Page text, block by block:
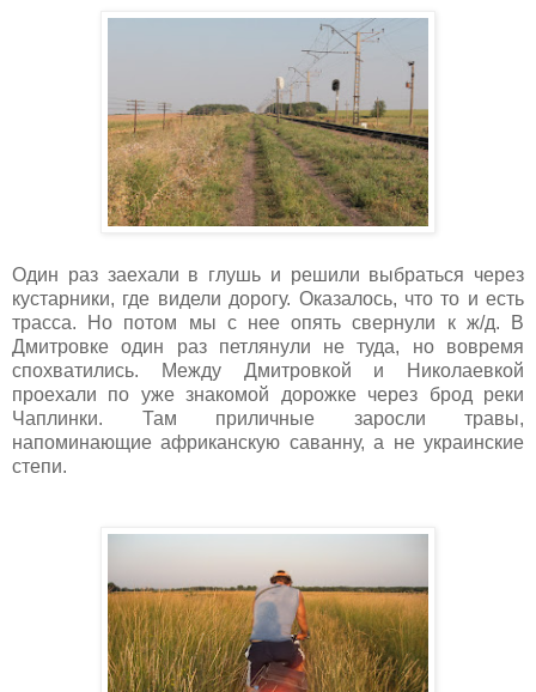
Один раз заехали в глушь и решили выбраться через
кустарники, где видели дорогу. Оказалось, что то и есть
трасса. Но потом мы с нее опять свернули к ж/д. В
Дмитровке один раз петлянули не туда, но вовремя
спохватились. Между Дмитровкой и Николаевкой
проехали по уже знакомой дорожке через брод реки
Чаплинки. Там приличные заросли травы,
напоминающие африканскую саванну, а не украинские
степи.